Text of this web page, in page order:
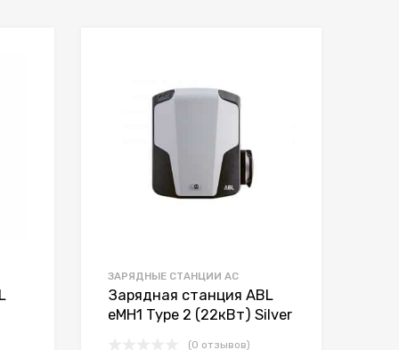
ЗАРЯДНЫЕ СТАНЦИИ AC
Зарядная станция ABL
eMH1 Type 2 (22кВт) Silver
(0 отзывов)